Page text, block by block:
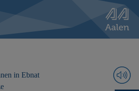
in Ebnat